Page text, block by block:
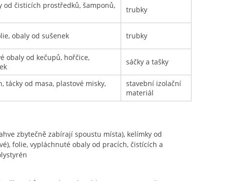
čisticích prostředků, šamponů,
trubky
obaly od sušenek trubky
obaly od kečupů, hořčice,
sáčky a tašky
tácky od masa, plastové misky,
stavební izolační
materiál
zbytečně zabírají spoustu místa), kelímky od
folie, vypláchnuté obaly od pracích, čistících a